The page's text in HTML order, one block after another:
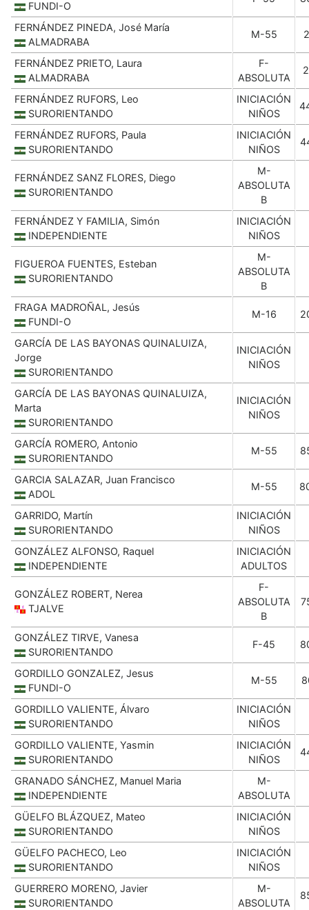
FUNDI-O
FERNÁNDEZ PINEDA, José María
ALMADRABA
M-55
FERNÁNDEZ PRIETO, Laura
ALMADRABA
F-
ABSOLUTA
FERNÁNDEZ RUFORS, Leo
SURORIENTANDO
INICIACIÓN
NIÑOS
FERNÁNDEZ RUFORS, Paula
SURORIENTANDO
INICIACIÓN
NIÑOS
FERNÁNDEZ SANZ FLORES, Diego
SURORIENTANDO
M-
ABSOLUTA
B
FERNÁNDEZ Y FAMILIA, Simón
INDEPENDIENTE
INICIACIÓN
NIÑOS
FIGUEROA FUENTES, Esteban
SURORIENTANDO
M-
ABSOLUTA
B
FRAGA MADROÑAL, Jesús
FUNDI-O
M-16
GARCÍA DE LAS BAYONAS QUINALUIZA,
Jorge
SURORIENTANDO
INICIACIÓN
NIÑOS
GARCÍA DE LAS BAYONAS QUINALUIZA,
Marta
SURORIENTANDO
INICIACIÓN
NIÑOS
GARCÍA ROMERO, Antonio
SURORIENTANDO
M-55
GARCIA SALAZAR, Juan Francisco
ADOL
M-55
GARRIDO, Martín
SURORIENTANDO
INICIACIÓN
NIÑOS
GONZÁLEZ ALFONSO, Raquel
INDEPENDIENTE
INICIACIÓN
ADULTOS
GONZÁLEZ ROBERT, Nerea
TJALVE
F-
ABSOLUTA
B
GONZÁLEZ TIRVE, Vanesa
SURORIENTANDO
F-45
GORDILLO GONZALEZ, Jesus
FUNDI-O
M-55
GORDILLO VALIENTE, Álvaro
SURORIENTANDO
INICIACIÓN
NIÑOS
GORDILLO VALIENTE, Yasmin
SURORIENTANDO
INICIACIÓN
NIÑOS
GRANADO SÁNCHEZ, Manuel Maria
INDEPENDIENTE
M-
ABSOLUTA
GÜELFO BLÁZQUEZ, Mateo
SURORIENTANDO
INICIACIÓN
NIÑOS
GÜELFO PACHECO, Leo
SURORIENTANDO
INICIACIÓN
NIÑOS
GUERRERO MORENO, Javier
SURORIENTANDO
M-
ABSOLUTA